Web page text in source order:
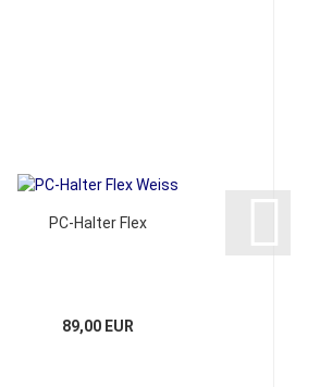
PC-Halter Flex
89,00 EUR